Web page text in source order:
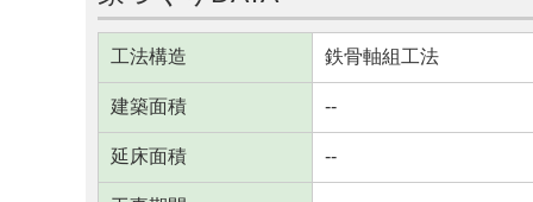
工法構造 鉄骨軸組工法
建築面積 --
延床面積 --